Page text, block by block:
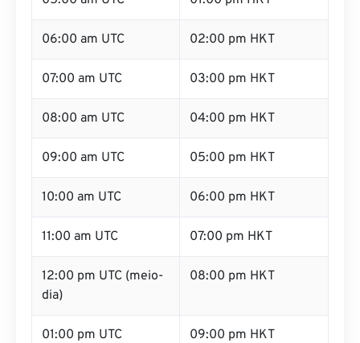
06:00 am UTC 02:00 pm HKT
07:00 am UTC 03:00 pm HKT
08:00 am UTC 04:00 pm HKT
09:00 am UTC 05:00 pm HKT
10:00 am UTC 06:00 pm HKT
11:00 am UTC 07:00 pm HKT
12:00 pm UTC (meio-
dia)
08:00 pm HKT
01:00 pm UTC 09:00 pm HKT